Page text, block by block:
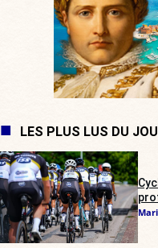
LES PLUS LUS DU